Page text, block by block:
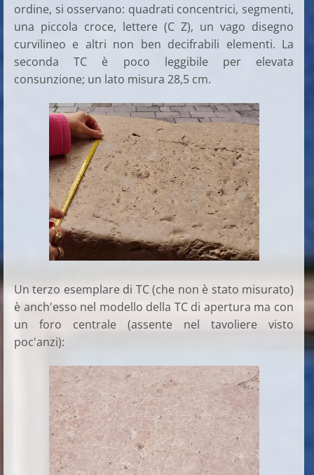
ordine, si osservano: quadrati concentrici, segmenti,
una piccola croce, lettere (C Z), un vago disegno
curvilineo e altri non ben decifrabili elementi. La
seconda TC è poco leggibile per elevata
consunzione; un lato misura 28,5 cm.
Un terzo esemplare di TC (che non è stato misurato)
è anch'esso nel modello della TC di apertura ma con
un foro centrale (assente nel tavoliere visto
poc'anzi):